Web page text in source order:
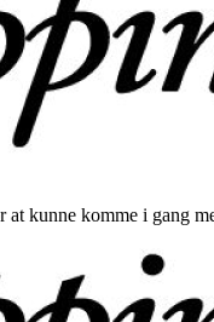
kunne komme i gang